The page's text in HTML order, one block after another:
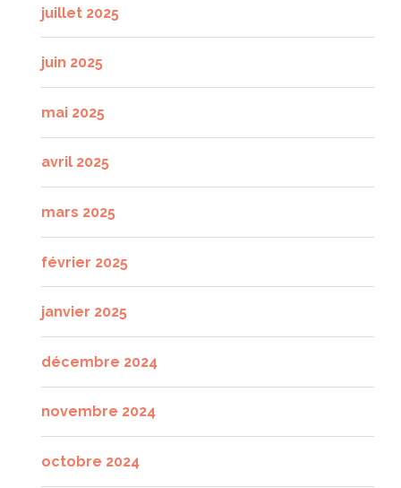
juillet 2025
juin 2025
mai 2025
avril 2025
mars 2025
février 2025
janvier 2025
décembre 2024
novembre 2024
octobre 2024